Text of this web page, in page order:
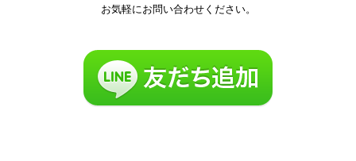
お気軽にお問い合わせください。